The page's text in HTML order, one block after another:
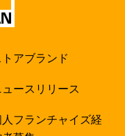
合であって
従って弊社の
として採用応
、修正、削除
トアブランド
ュースリリース
フランチャイズ経